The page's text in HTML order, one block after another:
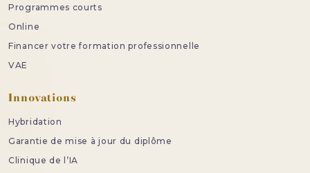
Programmes courts
Online
Financer votre formation professionnelle
VAE
Innovations
Hybridation
Garantie de mise à jour du diplôme
Clinique de l’IA